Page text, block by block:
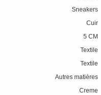
Sneakers
Cuir
5 CM
Textile
Textile
Autres matières
Creme